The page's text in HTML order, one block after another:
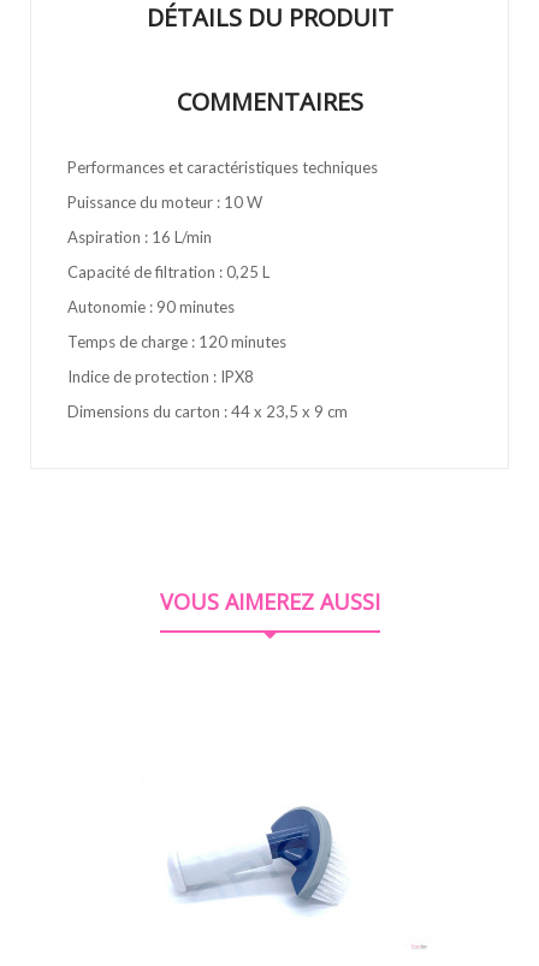
DÉTAILS DU PRODUIT
COMMENTAIRES
Performances et caractéristiques techniques
Puissance du moteur : 10 W
Aspiration : 16 L/min
Capacité de filtration : 0,25 L
Autonomie : 90 minutes
Temps de charge : 120 minutes
Indice de protection : IPX8
Dimensions du carton : 44 x 23,5 x 9 cm
VOUS AIMEREZ AUSSI